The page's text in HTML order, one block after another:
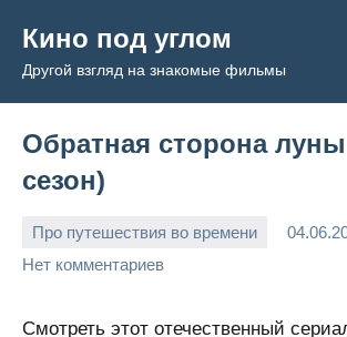
содержимому
Кино под углом
Другой взгляд на знакомые фильмы
Обратная сторона
сезон)
Про путешествия во времени
Admin
Нет комментариев
Смотреть этот отечественный